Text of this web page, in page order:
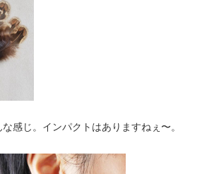
感じ。インパクトはありますねぇ〜。